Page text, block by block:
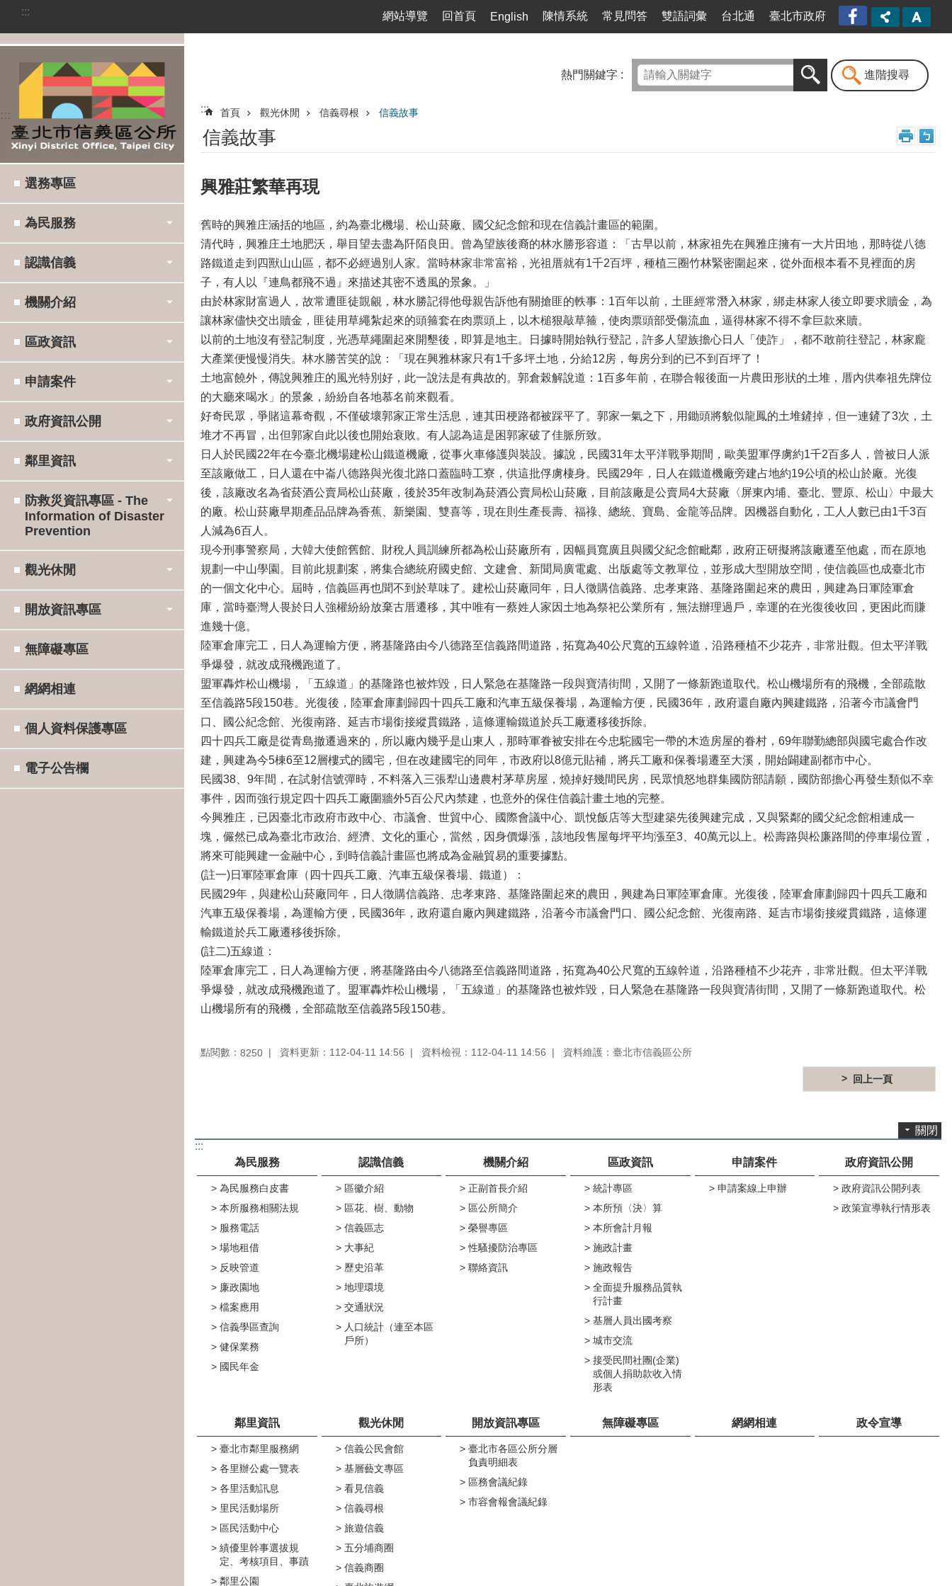
跳到主要內容區塊
::: 網站導覽 回首頁 English 陳情系統 常見問答 雙語詞彙 台北通 臺北市政府
臺北
市信
公所
漫遊
信義
:::
選務專區
為民服務
認識信義
機關介紹
區政資訊
申請案件
政府資訊公開
鄰里資訊
防救災資訊專區 - The
Information of Disaster
Prevention
觀光休閒
開放資訊專區
無障礙專區
網網相連
個人資料保護專區
電子公告欄
熱門關鍵字 進階搜尋
::: 首頁 觀光休閒 信義尋根 信義故事
信義故事
興雅莊繁華再現
舊時的興雅庄涵括的地區，約為臺北機場、松山菸廠、國父紀念館和現在信義計畫區的範圍。
清代時，興雅庄土地肥沃，舉目望去盡為阡陌良田。曾為望族後裔的林水勝形容道：「古早以前，林家祖先在興雅庄擁有一大片田地，那時從八德
路鐵道走到四獸山山區，都不必經過別人家。當時林家非常富裕，光祖厝就有1千2百坪，種植三圈竹林緊密圍起來，從外面根本看不見裡面的房
子，有人以『連鳥都飛不過』來描述其密不透風的景象。」
由於林家財富過人，故常遭匪徒覬覦，林水勝記得他母親告訴他有關搶匪的軼事：1百年以前，土匪經常潛入林家，綁走林家人後立即要求贖金，為
讓林家儘快交出贖金，匪徒用草繩紮起來的頭箍套在肉票頭上，以木槌狠敲草箍，使肉票頭部受傷流血，逼得林家不得不拿巨款來贖。
以前的土地沒有登記制度，光憑草繩圍起來開墾後，即算是地主。日據時開始執行登記，許多人望族擔心日人「使詐」，都不敢前往登記，林家龐
大產業便慢慢消失。林水勝苦笑的說：「現在興雅林家只有1千多坪土地，分給12房，每房分到的已不到百坪了！
土地富饒外，傳說興雅庄的風光特別好，此一說法是有典故的。郭倉榖解說道：1百多年前，在聯合報後面一片農田形狀的土堆，厝內供奉祖先牌位
的大廳來喝水」的景象，紛紛自各地慕名前來觀看。
好奇民眾，爭賭這幕奇觀，不僅破壞郭家正常生活息，連其田梗路都被踩平了。郭家一氣之下，用鋤頭將貌似龍鳳的土堆鏟掉，但一連鏟了3次，土
堆才不再冒，出但郭家自此以後也開始衰敗。有人認為這是困郭家破了佳脈所致。
日人於民國22年在今臺北機場建松山鐵道機廠，從事火車修護與裝設。據說，民國31年太平洋戰爭期間，歐美盟軍俘虜約1千2百多人，曾被日人派
至該廠做工，日人還在中崙八德路與光復北路口蓋臨時工寮，供這批俘虜棲身。民國29年，日人在鐵道機廠旁建占地約19公頃的松山於廠。光復
後，該廠改名為省菸酒公賣局松山菸廠，後於35年改制為菸酒公賣局松山菸廠，目前該廠是公賣局4大菸廠〈屏東內埔、臺北、豐原、松山〉中最大
的廠。松山菸廠早期產品品牌為香蕉、新樂園、雙喜等，現在則生產長壽、福祿、總統、寶島、金龍等品牌。因機器自動化，工人人數已由1千3百
人減為6百人。
現今刑事警察局，大韓大使館舊館、財稅人員訓練所都為松山菸廠所有，因幅員寬廣且與國父紀念館毗鄰，政府正研擬將該廠遷至他處，而在原地
規劃一中山學園。目前此規劃案，將集合總統府國史館、文建會、新聞局廣電處、出版處等文教單位，並形成大型開放空間，使信義區也成臺北市
的一個文化中心。屆時，信義區再也聞不到於草味了。建松山菸廠同年，日人徵購信義路、忠孝東路、基隆路圍起來的農田，興建為日軍陸軍倉
庫，當時臺灣人畏於日人強權紛紛放棄古厝遷移，其中唯有一蔡姓人家因土地為祭祀公業所有，無法辦理過戶，幸運的在光復後收回，更困此而賺
進幾十億。
陸軍倉庫完工，日人為運輸方便，將基隆路由今八德路至信義路間道路，拓寬為40公尺寬的五線幹道，沿路種植不少花卉，非常壯觀。但太平洋戰
爭爆發，就改成飛機跑道了。
盟軍轟炸松山機場，「五線道」的基隆路也被炸毀，日人緊急在基隆路一段與寶清街間，又開了一條新跑道取代。松山機場所有的飛機，全部疏散
至信義路5段150巷。光復後，陸軍倉庫劃歸四十四兵工廠和汽車五級保養場，為運輸方便，民國36年，政府還自廠內興建鐵路，沿著今市議會門
口、國公紀念館、光復南路、延吉市場銜接縱貫鐵路，這條運輸鐵道於兵工廠遷移後拆除。
四十四兵工廠是從青島撤遷過來的，所以廠內幾乎是山東人，那時軍眷被安排在今忠駝國宅一帶的木造房屋的眷村，69年聯勤總部與國宅處合作改
建，興建為今5棟6至12層樓式的國宅，但在改建國宅的同年，市政府以8億元貼補，將兵工廠和保養場遷至大溪，開始闢建副都市中心。
民國38、9年間，在試射信號彈時，不料落入三張犁山邊農村茅草房屋，燒掉好幾間民房，民眾憤怒地群集國防部請願，國防部擔心再發生類似不幸
事件，因而強行規定四十四兵工廠圍牆外5百公尺內禁建，也意外的保住信義計畫土地的完整。
今興雅庄，已因臺北市政府市政中心、市議會、世貿中心、國際會議中心、凱悅飯店等大型建築先後興建完成，又與緊鄰的國父紀念館相連成一
塊，儼然已成為臺北市政治、經濟、文化的重心，當然，因身價爆漲，該地段售屋每坪平均漲至3、40萬元以上。松壽路與松廉路間的停車場位置，
將來可能興建一金融中心，到時信義計畫區也將成為金融貿易的重要據點。
(註一)日軍陸軍倉庫（四十四兵工廠、汽車五級保養場、鐵道）：
民國29年，與建松山菸廠同年，日人徵購信義路、忠孝東路、基隆路圍起來的農田，興建為日軍陸軍倉庫。光復後，陸軍倉庫劃歸四十四兵工廠和
汽車五級保養場，為運輸方便，民國36年，政府還自廠內興建鐵路，沿著今市議會門口、國公紀念館、光復南路、延吉市場銜接縱貫鐵路，這條運
輸鐵道於兵工廠遷移後拆除。
(註二)五線道：
陸軍倉庫完工，日人為運輸方便，將基隆路由今八德路至信義路間道路，拓寬為40公尺寬的五線幹道，沿路種植不少花卉，非常壯觀。但太平洋戰
爭爆發，就改成飛機跑道了。盟軍轟炸松山機場，「五線道」的基隆路也被炸毀，日人緊急在基隆路一段與寶清街間，又開了一條新跑道取代。松
山機場所有的飛機，全部疏散至信義路5段150巷。
點閱數： 8250 資料更新：112-04-11 14:56 資料檢視：112-04-11 14:56 資料維護：臺北市信義區公所
回上一頁
關閉
:::
為民服務
為民服務白皮書
本所服務相關法規
服務電話
場地租借
反映管道
廉政園地
檔案應用
信義學區查詢
健保業務
國民年金
認識信義
區徽介紹
區花、樹、動物
信義區志
大事紀
歷史沿革
地理環境
交通狀況
人口統計（連至本區
戶所）
機關介紹
正副首長介紹
區公所簡介
榮譽專區
性騷擾防治專區
聯絡資訊
區政資訊
統計專區
本所預〈決〉算
本所會計月報
施政計畫
施政報告
全面提升服務品質執
行計畫
基層人員出國考察
城市交流
接受民間社團(企業)
或個人捐助款收入情
形表
申請案件
申請案線上申辦
政府資訊公開
政府資訊公開列表
政策宣導執行情形表
鄰里資訊
臺北市鄰里服務網
各里辦公處一覽表
各里活動訊息
里民活動場所
區民活動中心
績優里幹事選拔規
定、考核項目、事蹟
鄰里公園
觀光休閒
信義公民會館
基層藝文專區
看見信義
信義尋根
旅遊信義
五分埔商圈
信義商圈
開放資訊專區
臺北市各區公所分層
負責明細表
區務會議紀錄
市容會報會議紀錄
無障礙專區 網網相連 政令宣導